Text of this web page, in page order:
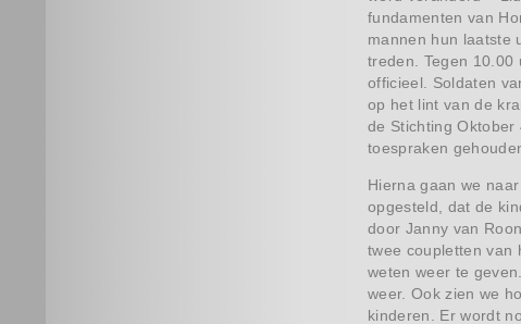
fundamenten van
mannen hun laatste
treden. Tegen 10.00
officieel. Soldaten
op het lint van de
de Stichting
toespraken
Hierna gaan we
opgesteld, dat de
door Janny van
twee coupletten van
weten weer te
weer. Ook zien we
kinderen. Er wordt